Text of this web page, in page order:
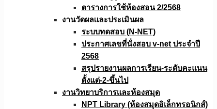
ตารางการใช้ห้องสอน 2/2568
งานวัดผลเเละประเมินผล
ระบบทดสอบ (N-NET)
ประกาศเลขที่นั่งสอบ v-net ประจำปี
2568
สรุปรายงานผลการเรียน-ระดับคะแนน
ตั้งแต่-2-ขึ้นไป
งานวิทยาบริการเเละห้องสมุด
NPT Library (ห้องสมุดอิเล็กทรอนิกส์)